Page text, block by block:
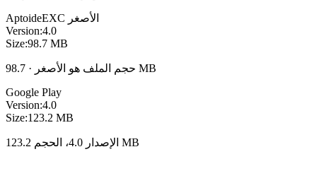
AptoideEXC الأصغر
Version:4.0
Size:98.7 MB
حجم الملف هو الأصغر · 98.7 MB
Google Play
Version:4.0
Size:123.2 MB
الإصدار 4.0، الحجم 123.2 MB